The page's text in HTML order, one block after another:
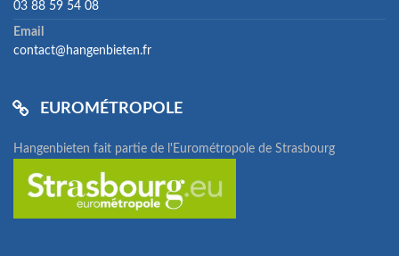
03 88 59 54 08
Email
contact@hangenbieten.fr
EUROMÉTROPOLE
Hangenbieten fait partie de l'Eurométropole de Strasbourg